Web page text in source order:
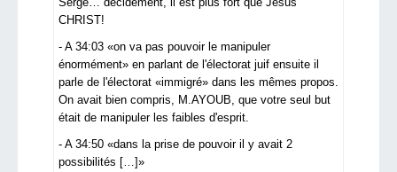
CHRIST!
- A 34:03 «on va pas pouvoir le manipuler
énormément» en parlant de l'électorat juif ensuite il
parle de l'électorat «immigré» dans les mêmes propos.
On avait bien compris, M.AYOUB, que votre seul but
était de manipuler les faibles d'esprit.
- A 34:50 «dans la prise de pouvoir il y avait 2
possibilités […]»